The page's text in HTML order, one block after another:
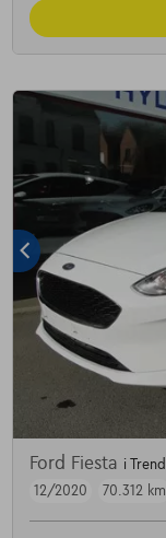
Ford Fiesta i Trend
12/2020
70.312 km